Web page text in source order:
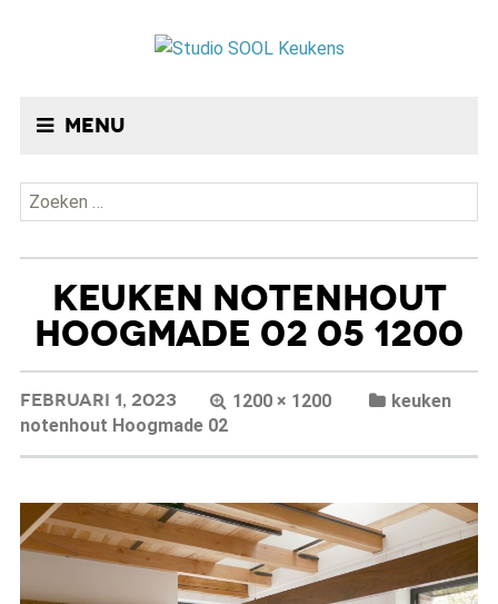
Menu
Zoeken
naar:
KEUKEN NOTENHOUT
HOOGMADE 02 05 1200
FEBRUARI 1, 2023 1200 × 1200
keuken
notenhout Hoogmade 02